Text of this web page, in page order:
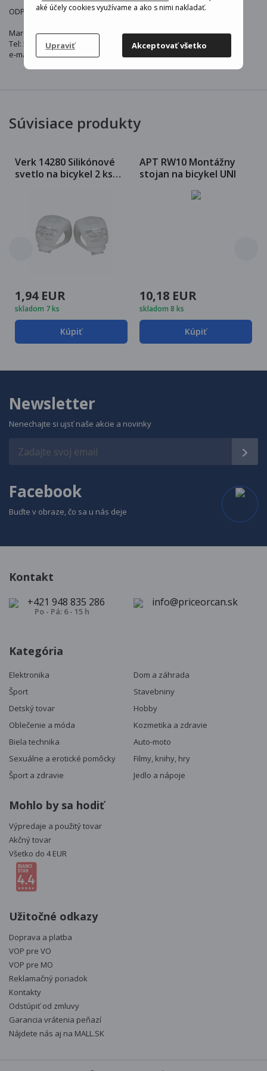
aké účely cookies využívame a ako s nimi nakladať.
Upraviť Akceptovať všetko
ODPOVĚDNÁ OSOBA V EU:
Marcin Gałgan
Tel: 511197130
e-mail: hurt.allenett@gmail.com
Súvisiace produkty
Verk 14280 Silikónové
svetlo na bicykel 2 ks
1,94 EUR
skladom 7 ks
Kúpiť
APT RW10 Montážny
stojan na bicykel UNI
10,18 EUR
skladom 8 ks
Kúpiť
Newsletter
Nenechajte si ujsť naše akcie a novinky
Facebook
Buďte v obraze, čo sa u nás deje
Kontakt
+421 948 835 286
Po - Pá: 6 - 15 h
info@priceorcan.sk
Kategória
Elektronika
Dom a záhrada
Šport
Stavebniny
Detský tovar
Hobby
Oblečenie a móda
Kozmetika a zdravie
Biela technika
Auto-moto
Sexuálne a erotické pomôcky
Filmy, knihy, hry
Šport a zdravie
Jedlo a nápoje
Mohlo by sa hodiť
Výpredaje a použitý tovar
Akčný tovar
Všetko do 4 EUR
Užitočné odkazy
Doprava a platba
VOP pre VO
VOP pre MO
Reklamačný poriadok
Kontakty
Odstúpiť od zmluvy
Garancia vrátenia peňazí
Nájdete nás aj na MALL.SK